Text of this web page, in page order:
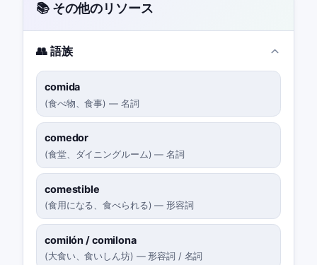
📚 その他のリソース
👥 語族
comida
(食べ物、食事) — 名詞
comedor
(食堂、ダイニングルーム) —名詞
comestible
(食用になる、食べられる) —形容詞
comilón / comilona
(大食い、食いしん坊) —形容詞 / 名詞